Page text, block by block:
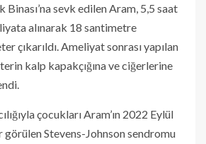
Binası’na sevk edilen Aram, 5,5 saat
alınarak 18 santimetre
çıkarıldı. Ameliyat sonrası yapılan
kalp kapakçığına ve ciğerlerine
çocukları Aram’ın 2022 Eylül
görülen Stevens-Johnson sendromu